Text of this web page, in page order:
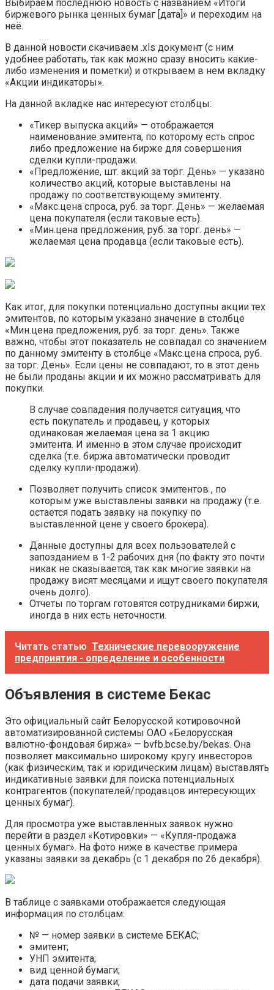
Выбираем последнюю новость с названием «Итоги
биржевого рынка ценных бумаг [дата]» и переходим на
неё.
В данной новости скачиваем .xls документ (с ним
удобнее работать, так как можно сразу вносить какие-
либо изменения и пометки) и открываем в нем вкладку
«Акции индикаторы».
На данной вкладке нас интересуют столбцы:
«Тикер выпуска акций» — отображается
наименование эмитента, по которому есть спрос
либо предложение на бирже для совершения
сделки купли-продажи.
«Предложение, шт. акций за торг. День» — указано
количество акций, которые выставлены на
продажу по соответствующему эмитенту.
«Макс.цена спроса, руб. за торг. День» — желаемая
цена покупателя (если таковые есть).
«Мин.цена предложения, руб. за торг. день» —
желаемая цена продавца (если таковые есть).
Как итог, для покупки потенциально доступны акции тех
эмитентов, по которым указано значение в столбце
«Мин.цена предложения, руб. за торг. день». Также
важно, чтобы этот показатель не совпадал со значением
по данному эмитенту в столбце «Макс.цена спроса, руб.
за торг. День». Если цены не совпадают, то в этот день
не были проданы акции и их можно рассматривать для
покупки.
В случае совпадения получается ситуация, что
есть покупатель и продавец, у которых
одинаковая желаемая цена за 1 акцию
эмитента. И именно в этом случае происходит
сделка (т.е. биржа автоматически проводит
сделку купли-продажи).
Позволяет получить список эмитентов , по
которым уже выставлены заявки на продажу (т.е.
остается подать заявку на покупку по
выставленной цене у своего брокера).
Данные доступны для всех пользователей с
запозданием в 1-2 рабочих дня (по факту это почти
никак не сказывается, так как многие заявки на
продажу висят месяцами и ищут своего покупателя
очень долго).
Отчеты по торгам готовятся сотрудниками биржи,
иногда в них есть неточности.
Читать статью Технические перевооружение
предприятия - определение и особенности
Объявления в системе Бекас
Это официальный сайт Белорусской котировочной
автоматизированной системы ОАО «Белорусская
валютно-фондовая биржа» — bvfb.bcse.by/bekas. Она
позволяет максимально широкому кругу инвесторов
(как физическим, так и юридическим лицам) выставлять
индикативные заявки для поиска потенциальных
контрагентов (покупателей/продавцов интересующих
ценных бумаг).
Для просмотра уже выставленных заявок нужно
перейти в раздел «Котировки» — «Купля-продажа
ценных бумаг». На фото ниже в качестве примера
указаны заявки за декабрь (с 1 декабря по 26 декабря).
В таблице с заявками отображается следующая
информация по столбцам:
№ — номер заявки в системе БЕКАС;
эмитент;
УНП эмитента;
вид ценной бумаги;
дата подачи заявки;